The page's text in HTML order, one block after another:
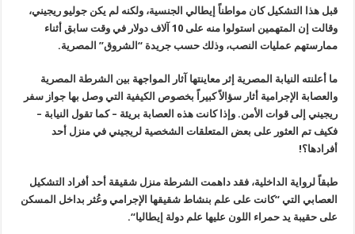
قبل هذا التشكيل كان مواطناً إيطالي الجنسية، ولكنه لم يكن جوليو ريجيني،
وقالت إن المتهمين استولوا منه على 10 آلاف دولار في وقت سابق أثناء
ممارستهم عمليات النصب، وذلك حسب جريدة “الشروق” المصرية.
ما أعلنته النيابة المصرية إثر معاينتها آثار المواجهة بين الشرطة المصرية
والعصابة الإجرامية أثار سؤالاً كبيراً بخصوص الكيفية التي وصل بها جواز سفر
ريجيني إلى قوات الأمن. وإذا كانت هذه العصابة بريئة – كما تقول النيابة –
فكيف تم العثور على بعض المتعلقات الشخصية لريجيني في منزل أحد
أفرادها؟!
طبقاً لرواية الداخلية، فقد داهمت الشرطة منزل شقيقة أحد أفراد التشكيل
العصابي التي “كانت على علم بنشاط شقيقها الإجرامي وعُثر بداخل المسكن
على حقيبة يد حمراء اللون عليها علم دولة إيطاليا“.